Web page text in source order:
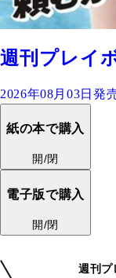
週刊プレイ
2026年08月03日発
紙の本で購入
開/閉
電子版で購入
開/閉
週刊プ